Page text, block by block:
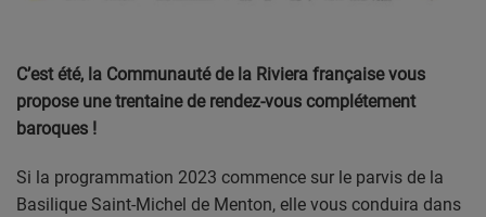
CÔTE D'AZUR
EVÉNEMENTS
CIRCULATION EN TEMPS RÉEL
C’est été, la Communauté de la Riviera française vous
propose une trentaine de rendez-vous complétement
baroques !
Si la programmation 2023 commence sur le parvis de la
Basilique Saint-Michel de Menton, elle vous conduira dans